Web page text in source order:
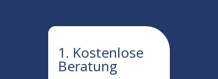
1. Kostenlose
Beratung